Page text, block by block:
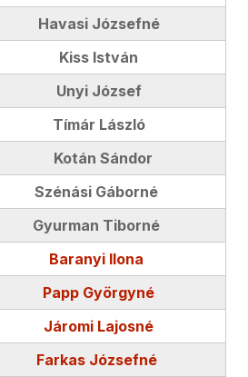
Havasi Józsefné
Kiss István
Unyi József
Tímár László
Kotán Sándor
Szénási Gáborné
Gyurman Tiborné
Baranyi Ilona
Papp Györgyné
Járomi Lajosné
Farkas Józsefné